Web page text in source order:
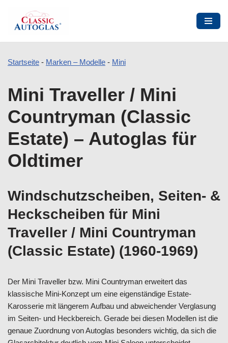
Inhalt
Startseite - Marken – Modelle - Mini
Mini Traveller / Mini
Countryman (Classic
Estate) – Autoglas für
Oldtimer
Windschutzscheiben, Seiten- &
Heckscheiben für Mini
Traveller / Mini Countryman
(Classic Estate) (1960-1969)
Der Mini Traveller bzw. Mini Countryman erweitert das
klassische Mini-Konzept um eine eigenständige Estate-
Karosserie mit längerem Aufbau und abweichender Verglasung
im Seiten- und Heckbereich. Gerade bei diesen Modellen ist die
genaue Zuordnung von Autoglas besonders wichtig, da sich die